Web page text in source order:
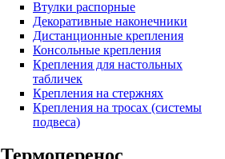
Втулки распорные
Декоративные наконечники
Дистанционные крепления
Консольные крепления
Крепления для настольных
табличек
Крепления на стержнях
Крепления на тросах (системы
подвеса)